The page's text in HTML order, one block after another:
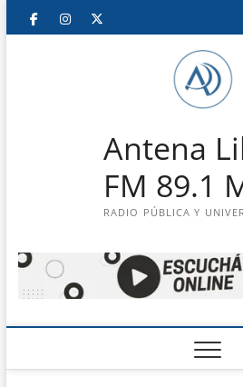
Saltar
FacebookInstagram
Antena
FM 89.1
RADIO PÚBLICA Y